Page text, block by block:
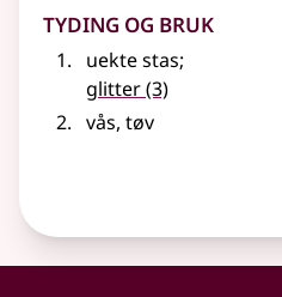
Tyding og bruk
uekte stas;
glitter(3)
vås, tøv